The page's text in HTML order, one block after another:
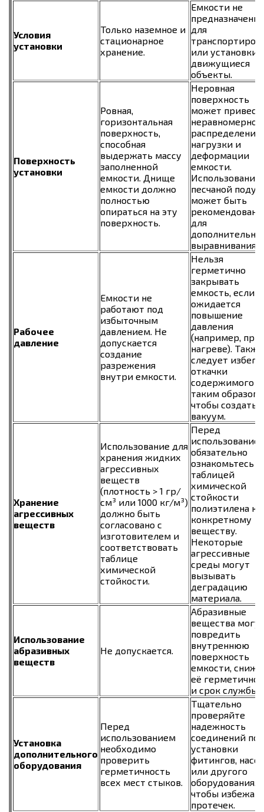
Условия
установки
Только наземное и
стационарное
хранение.
Емкости не
предназначены
для
или установки
движущиеся
объекты.
Поверхность
установки
Ровная,
горизонтальная
поверхность,
способная
выдержать массу
заполненной
емкости. Днище
емкости должно
полностью
опираться на эту
поверхность.
Неровная
поверхность
может
распределению
нагрузки и
деформации
емкости.
Использование
песчаной
может быть
рекомендовано
для
выравнивания.
Рабочее
давление
Емкости не
работают под
избыточным
давлением. Не
допускается
создание
разрежения
внутри емкости.
Нельзя
герметично
закрывать
емкость, если
ожидается
повышение
давления
(например, при
нагреве). Также
следует
откачки
содержимого
таким образом,
чтобы создать
вакуум.
Хранение
агрессивных
веществ
Использование для
хранения жидких
агрессивных
веществ
(плотность > 1 гр/
см³ или 1000 кг/м³)
должно быть
согласовано с
изготовителем и
соответствовать
таблице
химической
стойкости.
Перед
обязательно
ознакомьтесь с
таблицей
химической
стойкости
полиэтилена к
конкретному
веществу.
Некоторые
агрессивные
среды могут
вызывать
деградацию
материала.
Использование
абразивных
веществ
Не допускается.
Абразивные
вещества
повредить
внутреннюю
поверхность
емкости,
её
и срок службы.
Установка
дополнительного
оборудования
Перед
использованием
необходимо
проверить
герметичность
всех мест стыков.
Тщательно
проверяйте
надежность
соединений
установки
фитингов,
или другого
оборудования,
чтобы
протечек.